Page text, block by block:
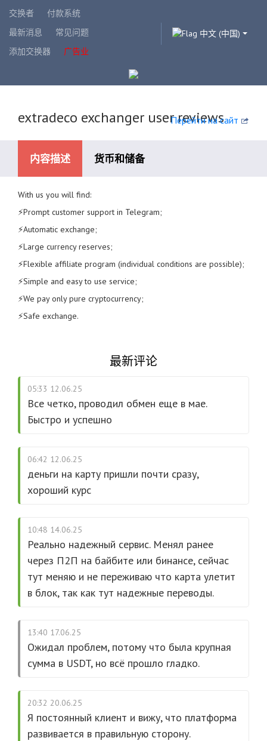
交换者
付款系统
最新消息
常见问题
添加交换器
广告业
中文 (中国)
Перейти на сайт
extradeco exchanger user reviews
内容描述 货币和储备
可用的支付系统
With us you will find:
⚡️Prompt customer support in Telegram;
⚡️Automatic exchange;
⚡️Large currency reserves;
⚡️Flexible affiliate program (individual conditions are possible);
⚡️Simple and easy to use service;
⚡️We pay only pure cryptocurrency;
⚡️Safe exchange.
最新评论
05:33 12.06.25
Все четко, проводил обмен еще в мае.
Быстро и успешно
06:42 12.06.25
деньги на карту пришли почти сразу,
хороший курс
10:48 14.06.25
Реально надежный сервис. Менял ранее
через П2П на байбите или бинансе, сейчас
тут меняю и не переживаю что карта улетит
в блок, так как тут надежные переводы.
13:40 17.06.25
Ожидал проблем, потому что была крупная
сумма в USDT, но всё прошло гладко.
20:32 20.06.25
Я постоянный клиент и вижу, что платформа
развивается в правильную сторону.